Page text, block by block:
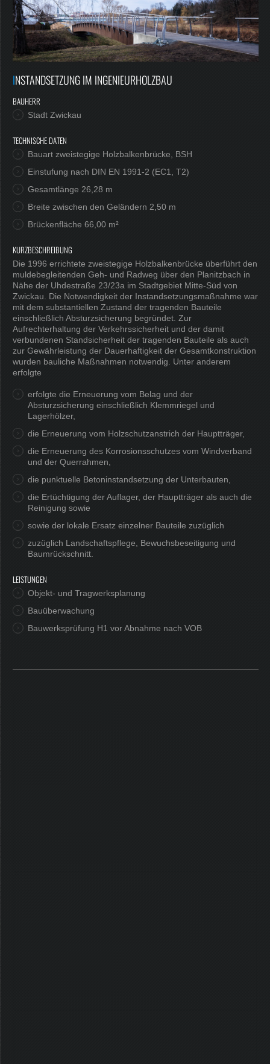
Jobs
INSTANDSETZUNG IM INGENIEURHOLZBAU
BAUHERR
Stadt Zwickau
TECHNISCHE DATEN
Bauart zweistegige Holzbalkenbrücke, BSH
Einstufung nach DIN EN 1991-2 (EC1, T2)
Gesamtlänge 26,28 m
Breite zwischen den Geländern 2,50 m
Brückenfläche 66,00 m²
KURZBESCHREIBUNG
Die 1996 errichtete zweistegige Holzbalkenbrücke überführt den
muldebegleitenden Geh- und Radweg über den Planitzbach in
Nähe der Uhdestraße 23/23a im Stadtgebiet Mitte-Süd von
Zwickau. Die Notwendigkeit der Instandsetzungsmaßnahme war
mit dem substantiellen Zustand der tragenden Bauteile
einschließlich Absturzsicherung begründet. Zur
Aufrechterhaltung der Verkehrssicherheit und der damit
verbundenen Standsicherheit der tragenden Bauteile als auch
zur Gewährleistung der Dauerhaftigkeit der Gesamtkonstruktion
wurden bauliche Maßnahmen notwendig. Unter anderem
erfolgte
erfolgte die Erneuerung vom Belag und der
Absturzsicherung einschließlich Klemmriegel und
Lagerhölzer,
die Erneuerung vom Holzschutzanstrich der Hauptträger,
die Erneuerung des Korrosionsschutzes vom Windverband
und der Querrahmen,
die punktuelle Betoninstandsetzung der Unterbauten,
die Ertüchtigung der Auflager, der Hauptträger als auch die
Reinigung sowie
sowie der lokale Ersatz einzelner Bauteile zuzüglich
zuzüglich Landschaftspflege, Bewuchsbeseitigung und
Baumrückschnitt.
LEISTUNGEN
Objekt- und Tragwerksplanung
Bauüberwachung
Bauwerksprüfung H1 vor Abnahme nach VOB